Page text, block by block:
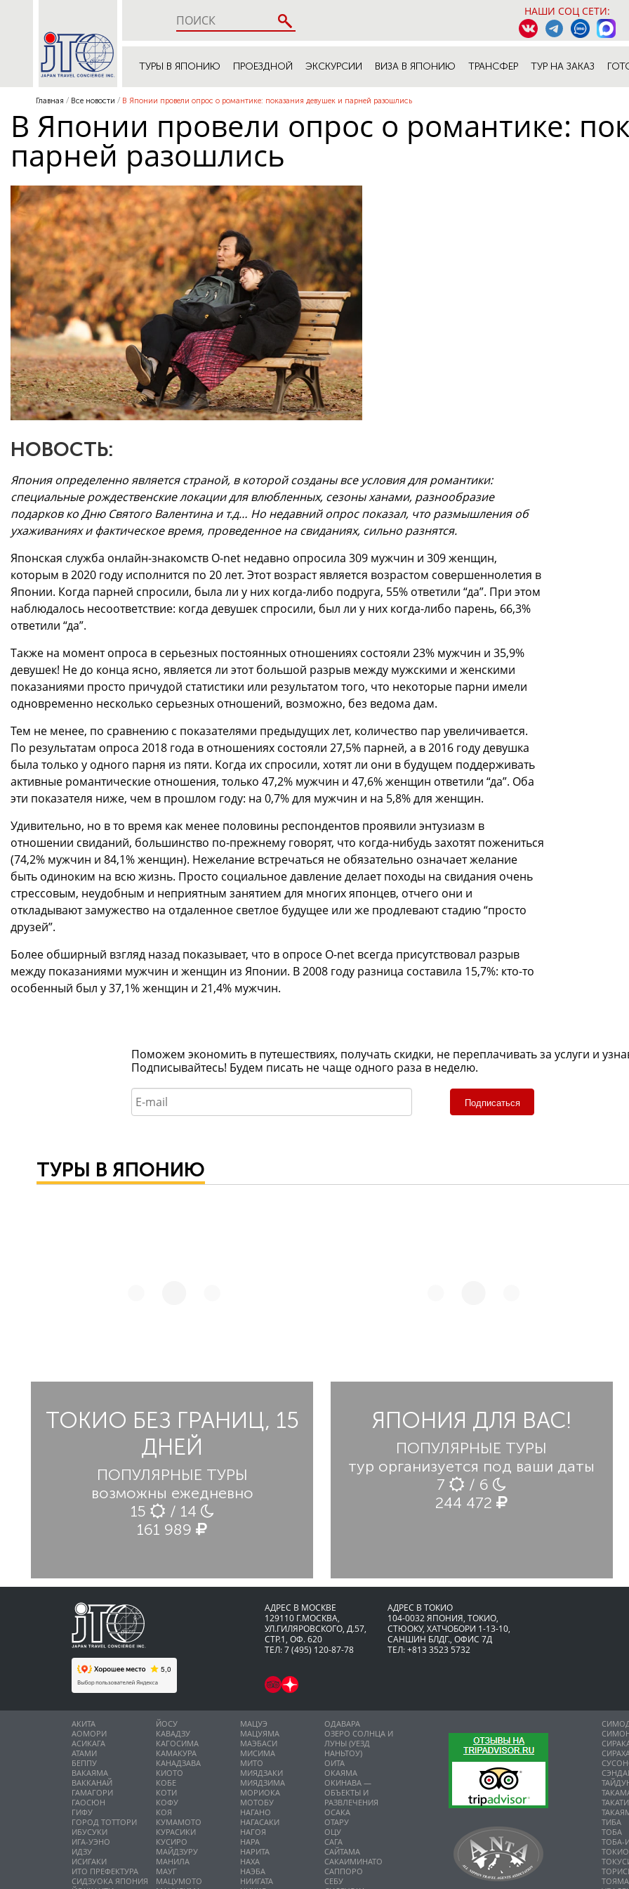
НАШИ СОЦ СЕТИ:
ТУРЫ В ЯПОНИЮ ПРОЕЗДНОЙ ЭКСКУРСИИ ВИЗА В ЯПОНИЮ ТРАНСФЕР ТУР НА ЗАКАЗ
Главная Все новости В Японии провели опрос о романтике: показания девушек и парней разошлись
В Японии провели опрос о романтике:
парней разошлись
НОВОСТЬ:
Япония определенно является страной, в которой созданы все условия для романтики:
специальные рождественские локации для влюбленных, сезоны ханами, разнообразие
подарков ко Дню Святого Валентина и т.д… Но недавний опрос показал, что размышления об
ухаживаниях и фактическое время, проведенное на свиданиях, сильно разнятся.
Японская служба онлайн-знакомств O-net недавно опросила 309 мужчин и 309 женщин,
которым в 2020 году исполнится по 20 лет. Этот возраст является возрастом совершеннолетия в
Японии. Когда парней спросили, была ли у них когда-либо подруга, 55% ответили “да”. При этом
наблюдалось несоответствие: когда девушек спросили, был ли у них когда-либо парень, 66,3%
ответили “да”.
Также на момент опроса в серьезных постоянных отношениях состояли 23% мужчин и 35,9%
девушек! Не до конца ясно, является ли этот большой разрыв между мужскими и женскими
показаниями просто причудой статистики или результатом того, что некоторые парни имели
одновременно несколько серьезных отношений, возможно, без ведома дам.
Тем не менее, по сравнению с показателями предыдущих лет, количество пар увеличивается.
По результатам опроса 2018 года в отношениях состояли 27,5% парней, а в 2016 году девушка
была только у одного парня из пяти. Когда их спросили, хотят ли они в будущем поддерживать
активные романтические отношения, только 47,2% мужчин и 47,6% женщин ответили “да”. Оба
эти показателя ниже, чем в прошлом году: на 0,7% для мужчин и на 5,8% для женщин.
Удивительно, но в то время как менее половины респондентов проявили энтузиазм в
отношении свиданий, большинство по-прежнему говорят, что когда-нибудь захотят пожениться
(74,2% мужчин и 84,1% женщин). Нежелание встречаться не обязательно означает желание
быть одиноким на всю жизнь. Просто социальное давление делает походы на свидания очень
стрессовым, неудобным и неприятным занятием для многих японцев, отчего они и
откладывают замужество на отдаленное светлое будущее или же продлевают стадию “просто
друзей”.
Более обширный взгляд назад показывает, что в опросе O-net всегда присутствовал разрыв
между показаниями мужчин и женщин из Японии. В 2008 году разница составила 15,7%: кто-то
особенный был у 37,1% женщин и 21,4% мужчин.
Поможем экономить в путешествиях, получать скидки, не переплачивать за услуги и
Подписывайтесь! Будем писать не чаще одного раза в неделю.
Подписаться
ТУРЫ В ЯПОНИЮ
ТОКИО БЕЗ ГРАНИЦ, 15
ДНЕЙ
ПОПУЛЯРНЫЕ ТУРЫ
возможны ежедневно
15
/ 14
161 989
ЯПОНИЯ ДЛЯ ВАС!
ПОПУЛЯРНЫЕ ТУРЫ
тур организуется под ваши даты
7
/ 6
244 472
АДРЕС В МОСКВЕ
129110 Г.МОСКВА,
УЛ.ГИЛЯРОВСКОГО, Д.57,
СТР.1, ОФ. 620
ТЕЛ: 7 (495) 120-87-78
АДРЕС В ТОКИО
104-0032 ЯПОНИЯ, ТОКИО,
CТЮОКУ, ХАТЧОБОРИ 1-13-10,
САНШИН БЛДГ., ОФИС 7Д
ТЕЛ: +813 3523 5732
АКИТА
АОМОРИ
АСИКАГА
АТАМИ
БЕППУ
ВАКАЯМА
ВАККАНАЙ
ГАМАГОРИ
ГАОСЮН
ГИФУ
ГОРОД ТОТТОРИ
ИБУСУКИ
ИГА-УЭНО
ИДЗУ
ИСИГАКИ
ИТО ПРЕФЕКТУРА
СИДЗУОКА ЯПОНИЯ
ЙОСУ
КАВАДЗУ
КАГОСИМА
КАМАКУРА
КАНАДЗАВА
КИОТО
КОБЕ
КОТИ
КОФУ
КОЯ
КУМАМОТО
КУРАСИКИ
КУСИРО
МАЙДЗУРУ
МАНИЛА
МАУГ
МАЦУМОТО
МАЦУЭ
МАЦУЯМА
МАЭБАСИ
МИСИМА
МИТО
МИЯДЗАКИ
МИЯДЗИМА
МОРИОКА
МОТОБУ
НАГАНО
НАГАСАКИ
НАГОЯ
НАРА
НАРИТА
НАХА
НАЭБА
НИИГАТА
ОДАВАРА
ОЗЕРО СОЛНЦА И
ЛУНЫ (УЕЗД
НАНЬТОУ)
ОИТА
ОКАЯМА
ОКИНАВА —
ОБЪЕКТЫ И
РАЗВЛЕЧЕНИЯ
ОСАКА
ОТАРУ
ОЦУ
САГА
САЙТАМА
САКАИМИНАТО
САППОРО
СЕБУ
ТИБА
ТОБА
ТОБА-
ТОКИО
ТОЯМА